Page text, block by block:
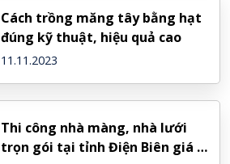
Cách trồng măng tây bằng hạt
đúng kỹ thuật, hiệu quả cao
11.11.2023
Thi công nhà màng, nhà lưới
trọn gói tại tỉnh Điện Biên giá rẻ